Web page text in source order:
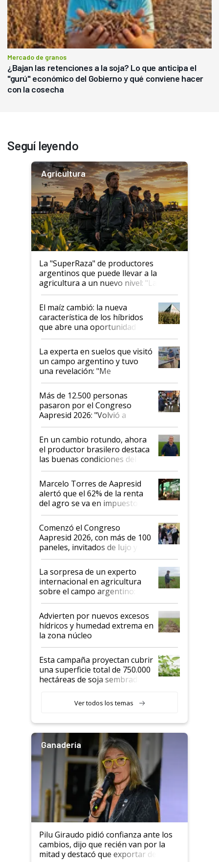
Mercado de granos
¿Bajan las retenciones a la soja? Lo que anticipa el
"gurú" económico del Gobierno y qué conviene hacer
con la cosecha
Seguí leyendo
Agricultura
La "SuperRaza" de productores
argentinos que puede llevar a la
agricultura a un nuevo nivel: "Las
posibilidades de crecimiento son
infinitas"
El maíz cambió: la nueva
característica de los híbridos
que abre una oportunidad en
el lote
La experta en suelos que visitó
un campo argentino y tuvo
una revelación: "Me
impresionó mucho"
Más de 12.500 personas
pasaron por el Congreso
Aapresid 2026: "Volvió a
demostrar que hablar del
suelo es hablar de todo el
sistema productivo"
En un cambio rotundo, ahora
el productor brasilero destaca
las buenas condiciones del
agro argentino para invertir:
"Los veo más motivados"
Marcelo Torres de Aapresid
alertó que el 62% de la renta
del agro se va en impuestos:
"No es bueno que en
Argentina se sigan discutiendo
las mismas cosas de hace 50
años"
Comenzó el Congreso
Aapresid 2026, con más de 100
paneles, invitados de lujo y
todas las tendencias
La sorpresa de un experto
internacional en agricultura
sobre el campo argentino:
"Estoy muy impresionado"
Advierten por nuevos excesos
hídricos y humedad extrema en
la zona núcleo
Esta campaña proyectan cubrir
una superficie total de 750.000
hectáreas de soja sembradas
variedades que marcan un
salto tecnológico en genética y
Ver todos los temas
Ganadería
Pilu Giraudo pidió confianza ante los
cambios, dijo que recién van por la
mitad y destacó que exportar dejó de